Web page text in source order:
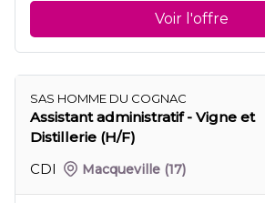
Voir l'offre
SAS HOMME DU COGNAC
Assistant administratif - Vigne et
Distillerie (H/F)
CDI
Macqueville (17)